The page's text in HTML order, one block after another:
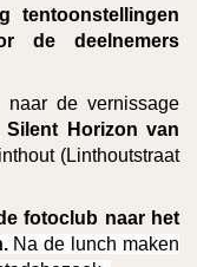
tentoonstellingen
de deelnemers
naar de vernissage
Silent Horizon van
(Linthoutstraat
fotoclub naar het
Na de lunch maken